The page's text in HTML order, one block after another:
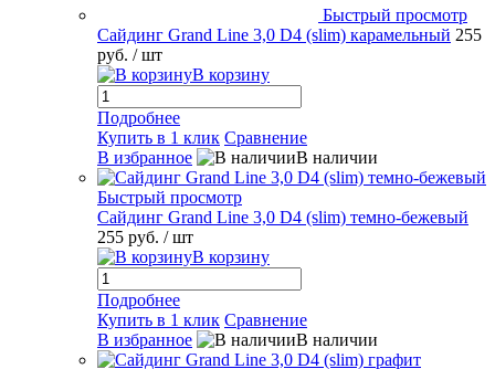
Быстрый просмотр
Сайдинг Grand Line 3,0 D4 (slim) карамельный 255
руб. / шт
В корзину
Подробнее
Купить в 1 клик Сравнение
В избранное
В наличии
Быстрый просмотр
Сайдинг Grand Line 3,0 D4 (slim) темно-бежевый
255 руб. / шт
В корзину
Подробнее
Купить в 1 клик Сравнение
В избранное
В наличии